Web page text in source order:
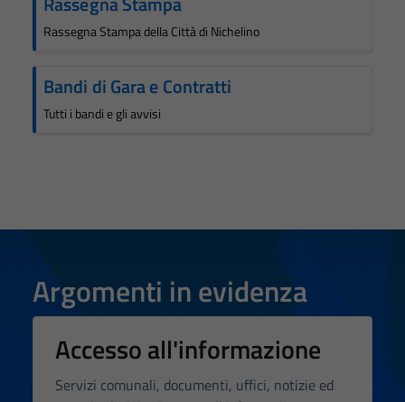
Rassegna Stampa della Città di Nichelino
Bandi di Gara e Contratti
Tutti i bandi e gli avvisi
Argomenti in evidenza
Accesso all'informazione
Servizi comunali, documenti, uffici, notizie ed